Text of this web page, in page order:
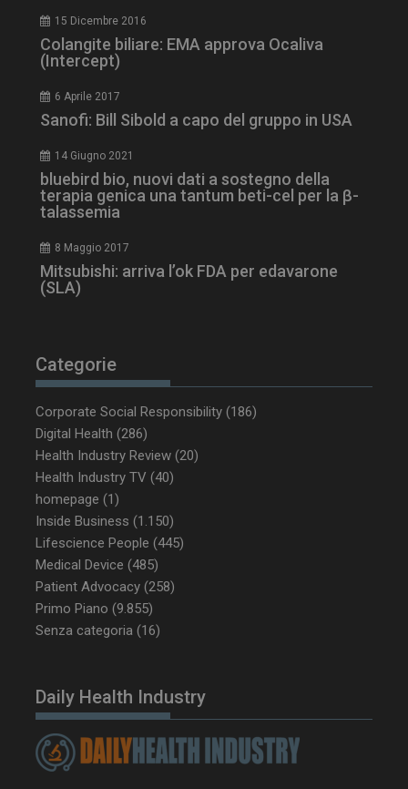
15 Dicembre 2016
Colangite biliare: EMA approva Ocaliva
(Intercept)
6 Aprile 2017
Sanofi: Bill Sibold a capo del gruppo in USA
14 Giugno 2021
bluebird bio, nuovi dati a sostegno della
terapia genica una tantum beti-cel per la β-
talassemia
8 Maggio 2017
Mitsubishi: arriva l’ok FDA per edavarone
(SLA)
Categorie
Corporate Social Responsibility (186)
Digital Health (286)
Health Industry Review (20)
Health Industry TV (40)
homepage (1)
Inside Business (1.150)
Lifescience People (445)
Medical Device (485)
Patient Advocacy (258)
Primo Piano (9.855)
Senza categoria (16)
Daily Health Industry
tracking-sites-
ironfish-session-id
_ga_Z2VT792F98
tracking-sites-
ironfish-tracking-
enable
www.dailyhealthindustry.it
4